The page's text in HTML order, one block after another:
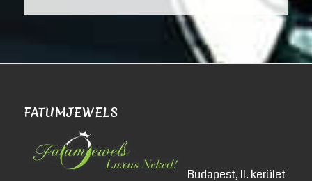
FATUMJEWELS
Budapest, II. kerület